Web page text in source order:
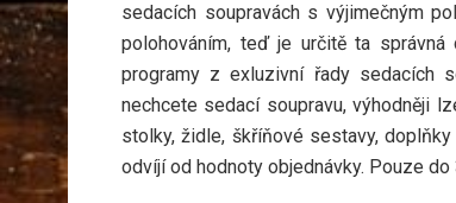
sedacích soupravách s výjimečným
polohováním, teď je určitě ta
programy z exluzivní řady sedacích
nechcete sedací soupravu, výhodněji
stolky, židle, škříňové sestavy,
odvíjí od hodnoty objednávky. Pouze